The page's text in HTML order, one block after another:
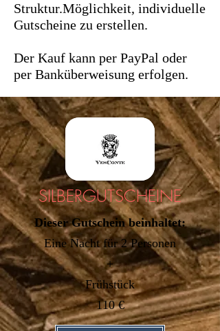
Struktur.Möglichkeit, individuelle
Gutscheine zu erstellen.
Der Kauf kann per PayPal oder
per Banküberweisung erfolgen.
SILBERGUTSCHEINE
Dieser Gutschein beinhaltet:
Eine Nachtfür 2 Personen
+
Frühstück
110 €